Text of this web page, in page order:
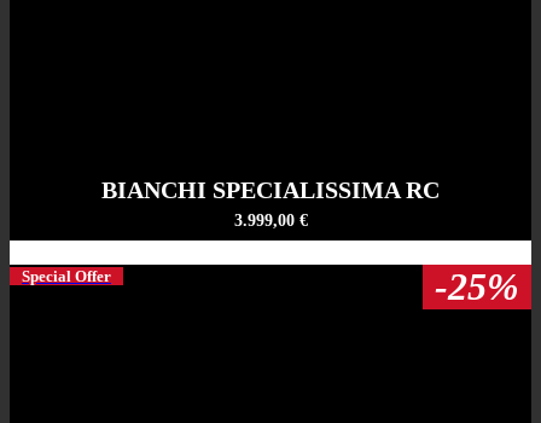
BIANCHI SPECIALISSIMA RC
3.999,00 €
Special Offer -25%